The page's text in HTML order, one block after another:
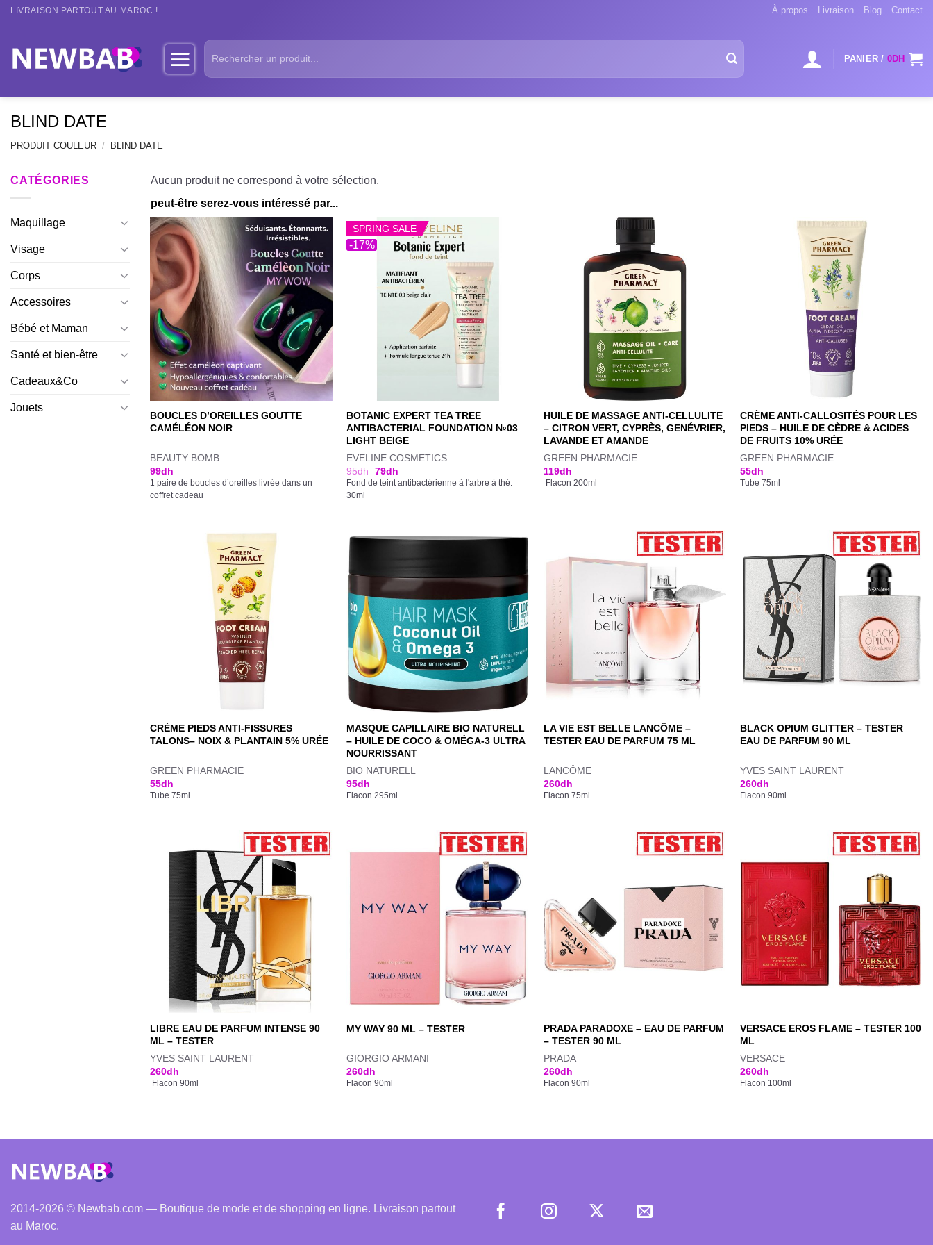
Passer
LIVRAISON PARTOUT AU MAROC ! À propos Livraison Blog Contact
Recherche
pour :
PANIER / 0DH
BLIND DATE
PRODUIT COULEUR / BLIND DATE
CATÉGORIES
Maquillage
Visage
Corps
Accessoires
Bébé et Maman
Santé et bien-être
Cadeaux&Co
Jouets
Aucun produit ne correspond à votre sélection.
peut-être serez-vous intéressé par...
BOUCLES D’OREILLES GOUTTE
CAMÉLÉON NOIR
BEAUTY BOMB
99dh
1 paire de boucles d’oreilles livrée dans un
coffret cadeau
-17%
SPRING SALE
BOTANIC EXPERT TEA TREE
ANTIBACTERIAL FOUNDATION №03
LIGHT BEIGE
EVELINE COSMETICS
95dh 79dh
Fond de teint antibactérienne à l'arbre à thé.
30ml
HUILE DE MASSAGE ANTI-CELLULITE
– CITRON VERT, CYPRÈS, GENÉVRIER,
LAVANDE ET AMANDE
GREEN PHARMACIE
119dh
Flacon 200ml
CRÈME ANTI-CALLOSITÉS POUR LES
PIEDS – HUILE DE CÈDRE & ACIDES
DE FRUITS 10% URÉE
GREEN PHARMACIE
55dh
Tube 75ml
CRÈME PIEDS ANTI-FISSURES
TALONS– NOIX & PLANTAIN 5% URÉE
GREEN PHARMACIE
55dh
Tube 75ml
MASQUE CAPILLAIRE BIO NATURELL
– HUILE DE COCO & OMÉGA-3 ULTRA
NOURRISSANT
BIO NATURELL
95dh
Flacon 295ml
LA VIE EST BELLE LANCÔME –
TESTER EAU DE PARFUM 75 ML
LANCÔME
260dh
Flacon 75ml
BLACK OPIUM GLITTER – TESTER
EAU DE PARFUM 90 ML
YVES SAINT LAURENT
260dh
Flacon 90ml
LIBRE EAU DE PARFUM INTENSE 90
ML – TESTER
YVES SAINT LAURENT
260dh
Flacon 90ml
MY WAY 90 ML – TESTER
GIORGIO ARMANI
260dh
Flacon 90ml
PRADA PARADOXE – EAU DE PARFUM
– TESTER 90 ML
PRADA
260dh
Flacon 90ml
VERSACE EROS FLAME – TESTER 100
ML
VERSACE
260dh
Flacon 100ml
2014-2026 © Newbab.com — Boutique de mode et de shopping en ligne. Livraison partout
au Maroc.